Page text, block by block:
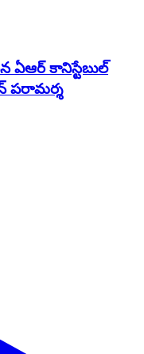
ఏఆర్ కానిస్టేబుల్
పరామర్శ